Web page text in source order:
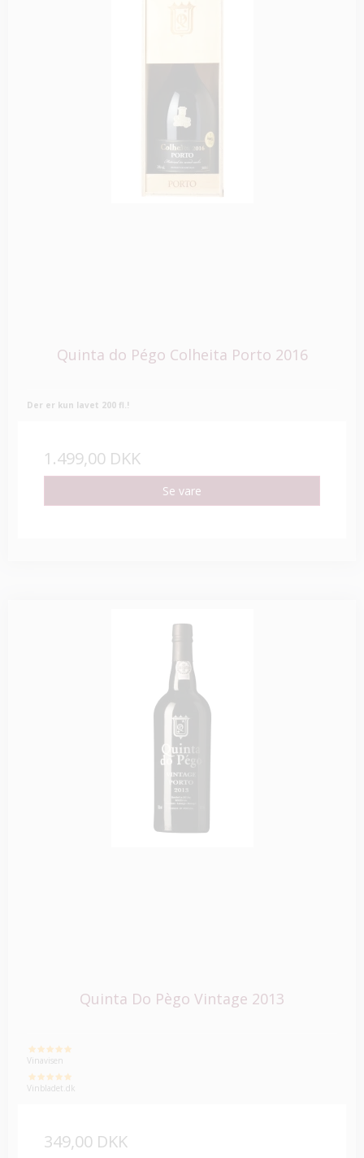
Quinta do Pégo Colheita Porto 2016
Der er kun lavet 200 fl.!
1.499,00 DKK
Se vare
Quinta Do Pègo Vintage 2013
Vinavisen
Vinbladet.dk
349,00 DKK